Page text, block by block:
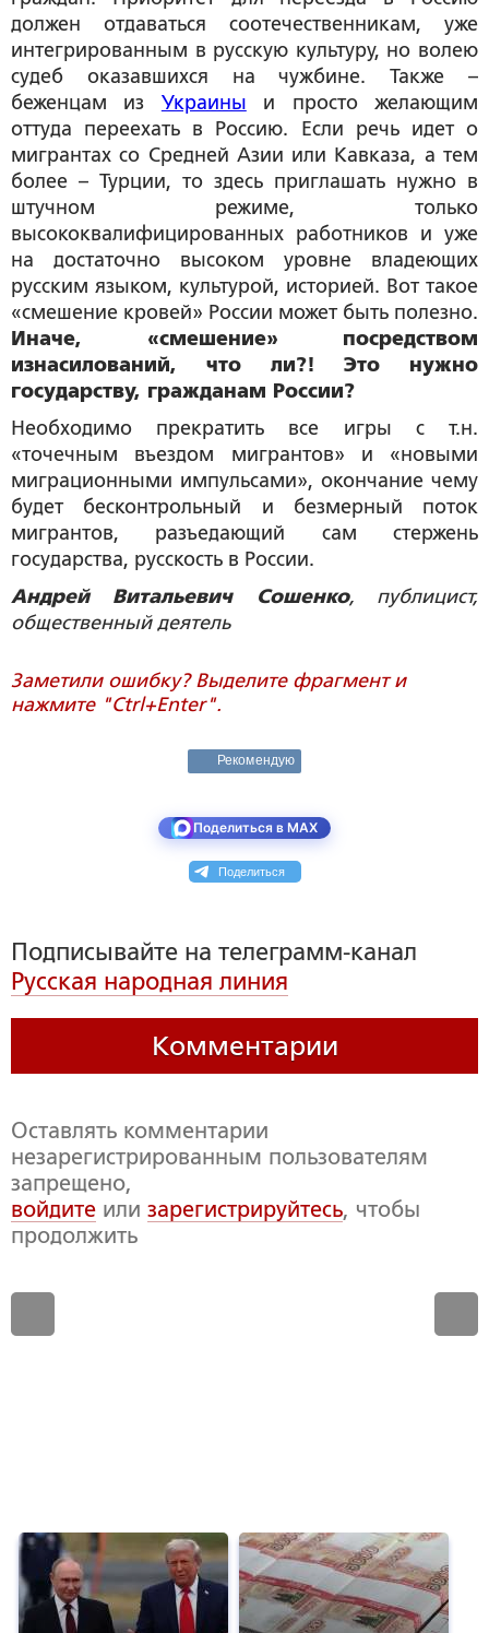
должен отдаваться соотечественникам, уже
интегрированным в русскую культуру, но волею
судеб оказавшихся на чужбине. Также –
беженцам из Украины и просто желающим
оттуда переехать в Россию. Если речь идет о
мигрантах со Средней Азии или Кавказа, а тем
более – Турции, то здесь приглашать нужно в
штучном режиме, только
высококвалифицированных работников и уже
на достаточно высоком уровне владеющих
русским языком, культурой, историей. Вот такое
«смешение кровей» России может быть полезно.
Иначе, «смешение» посредством
изнасилований, что ли?! Это нужно
государству, гражданам России?
Необходимо прекратить все игры с т.н.
«точечным въездом мигрантов» и «новыми
миграционными импульсами», окончание чему
будет бесконтрольный и безмерный поток
мигрантов, разъедающий сам стержень
государства, русскость в России.
Андрей Витальевич Сошенко, публицист,
общественный деятель
Заметили ошибку? Выделите фрагмент и
нажмите "Ctrl+Enter".
Рекомендую
Поделиться в MAX
Поделиться
Подписывайте на телеграмм-канал
Русская народная линия
Комментарии
Оставлять комментарии
незарегистрированным пользователям
запрещено,
войдите или зарегистрируйтесь, чтобы
продолжить